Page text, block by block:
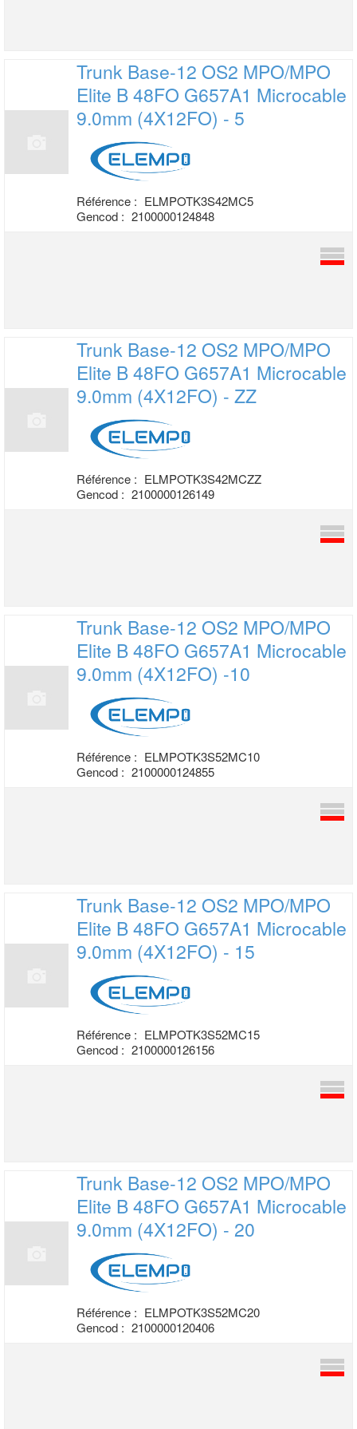
Trunk Base-12 OS2 MPO/MPO
Elite B 48FO G657A1 Microcable
9.0mm (4X12FO) - 5
Référence : ELMPOTK3S42MC5
Gencod : 2100000124848
Trunk Base-12 OS2 MPO/MPO
Elite B 48FO G657A1 Microcable
9.0mm (4X12FO) - ZZ
Référence : ELMPOTK3S42MCZZ
Gencod : 2100000126149
Trunk Base-12 OS2 MPO/MPO
Elite B 48FO G657A1 Microcable
9.0mm (4X12FO) -10
Référence : ELMPOTK3S52MC10
Gencod : 2100000124855
Trunk Base-12 OS2 MPO/MPO
Elite B 48FO G657A1 Microcable
9.0mm (4X12FO) - 15
Référence : ELMPOTK3S52MC15
Gencod : 2100000126156
Trunk Base-12 OS2 MPO/MPO
Elite B 48FO G657A1 Microcable
9.0mm (4X12FO) - 20
Référence : ELMPOTK3S52MC20
Gencod : 2100000120406